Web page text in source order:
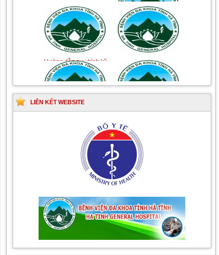
Hướng dẫn quy trình kỹ
thuật Chuyên khoa Phẫu
thuật Tiết niệu
Hướng dẫn Quy trình kỹ
thuật Nhi khoa
LIÊN KẾT WEBSITE